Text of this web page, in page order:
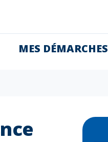
MES DÉMARCHES